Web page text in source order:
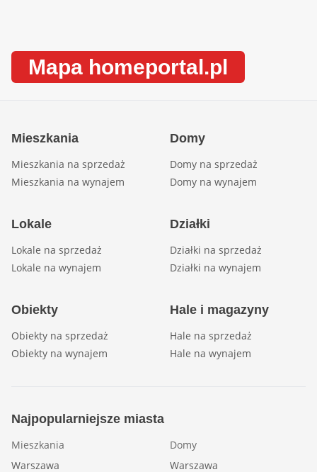
Mapa homeportal.pl
Mieszkania
Mieszkania na sprzedaż
Mieszkania na wynajem
Domy
Domy na sprzedaż
Domy na wynajem
Lokale
Lokale na sprzedaż
Lokale na wynajem
Działki
Działki na sprzedaż
Działki na wynajem
Obiekty
Obiekty na sprzedaż
Obiekty na wynajem
Hale i magazyny
Hale na sprzedaż
Hale na wynajem
Najpopularniejsze miasta
Mieszkania
Warszawa
Domy
Warszawa